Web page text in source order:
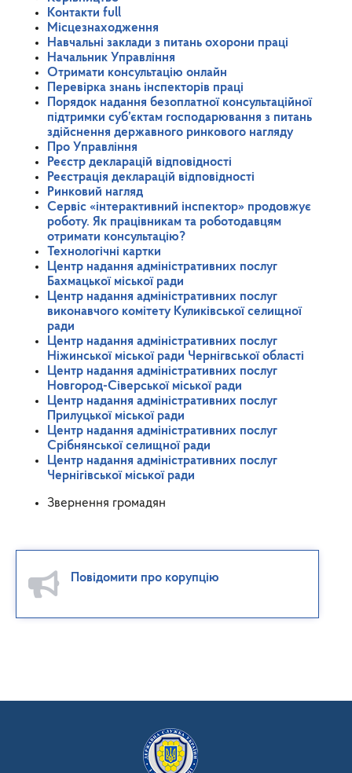
Контакти full
Місцезнаходження
Навчальні заклади з питань охорони праці
Начальник Управління
Отримати консультацію онлайн
Перевірка знань інспекторів праці
Порядок надання безоплатної консультаційної
підтримки суб’єктам господарювання з питань
здійснення державного ринкового нагляду
Про Управління
Реєстр декларацій відповідності
Реєстрація декларацій відповідності
Ринковий нагляд
Сервіс «інтерактивний інспектор» продовжує
роботу. Як працівникам та роботодавцям
отримати консультацію?
Технологічні картки
Центр надання адміністративних послуг
Бахмацької міської ради
Центр надання адміністративних послуг
виконавчого комітету Куликівської селищної
ради
Центр надання адміністративних послуг
Ніжинської міської ради Чернігвської області
Центр надання адміністративних послуг
Новгород-Сіверської міської ради
Центр надання адміністративних послуг
Прилуцької міської ради
Центр надання адміністративних послуг
Срібнянської селищної ради
Центр надання адміністративних послуг
Чернігівської міської ради
Звернення громадян
Повідомити про корупцію